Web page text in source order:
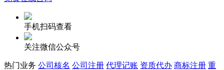
手机扫码查看
关注微信公众号
热门业务 公司核名 公司注册 代理记账 资质代办 商标注册 重